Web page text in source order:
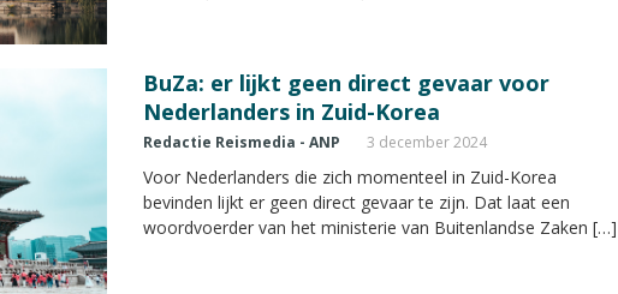
BuZa: er lijkt geen direct gevaar voor
Nederlanders in Zuid-Korea
Redactie Reismedia - ANP 3 december 2024
Voor Nederlanders die zich momenteel in Zuid-Korea
bevinden lijkt er geen direct gevaar te zijn. Dat laat een
woordvoerder van het ministerie van Buitenlandse Zaken […]